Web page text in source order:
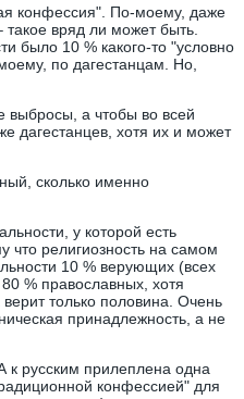
конфессия". По-моему, даже
вряд ли может быть.
было 10 % какого-то "условно
по дагестанцам. Но,
выбросы, а чтобы во всей
дагестанцев, хотя их и может
сколько именно
у которой есть
что религиозность на самом
10 % верующих (всех
% православных, хотя
только половина. Очень
принадлежность, а не
к русским прилеплена одна
конфессией" для